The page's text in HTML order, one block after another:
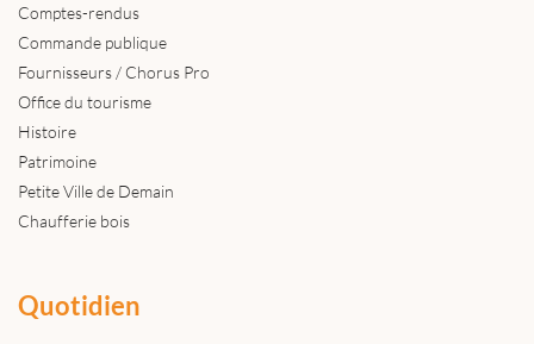
Comptes-rendus
Commande publique
Fournisseurs / Chorus Pro
Office du tourisme
Histoire
Patrimoine
Petite Ville de Demain
Chaufferie bois
Quotidien